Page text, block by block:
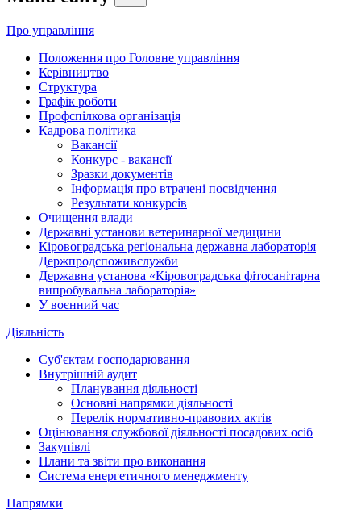
Про управління
Положення про Головне управління
Керівництво
Структура
Графік роботи
Профспілкова організація
Кадрова політика
Вакансії
Конкурс - вакансії
Зразки документів
Інформація про втрачені посвідчення
Результати конкурсів
Очищення влади
Державні установи ветеринарної медицини
Кіровоградська регіональна державна лабораторія
Держпродспоживслужби
Державна установа «Кіровоградська фітосанітарна
випробувальна лабораторія»
У воєнний час
Діяльність
Суб'єктам господарювання
Внутрішній аудит
Планування діяльності
Основні напрямки діяльності
Перелік нормативно-правових актів
Оцінювання службової діяльності посадових осіб
Закупівлі
Плани та звіти про виконання
Система енергетичного менеджменту
Напрямки